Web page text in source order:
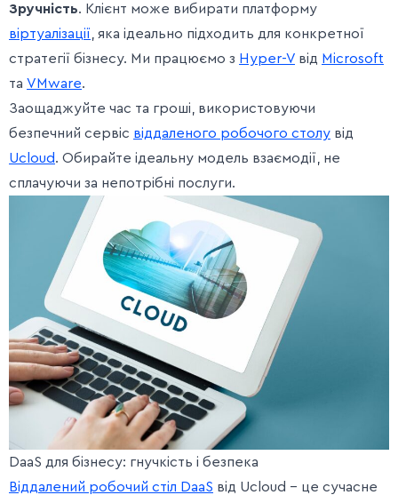
Зручність. Клієнт може вибирати платформу
віртуалізації , яка ідеально підходить для конкретної
стратегії бізнесу. Ми працюємо з Hyper-V від Microsoft
та VMware.
Заощаджуйте час та гроші, використовуючи
безпечний сервіс віддаленого робочого столу від
Ucloud. Обирайте ідеальну модель взаємодії, не
сплачуючи за непотрібні послуги.
DaaS для бізнесу: гнучкість і безпека
Віддалений робочий стіл DaaS від Ucloud – це сучасне